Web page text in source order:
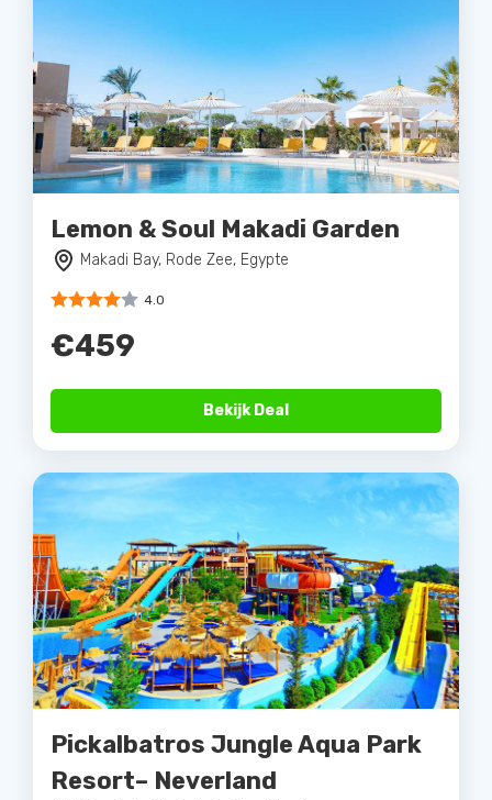
Lemon & Soul Makadi Garden
Makadi Bay, Rode Zee, Egypte
4.0
€459
Bekijk Deal
Pickalbatros Jungle Aqua Park
Resort– Neverland